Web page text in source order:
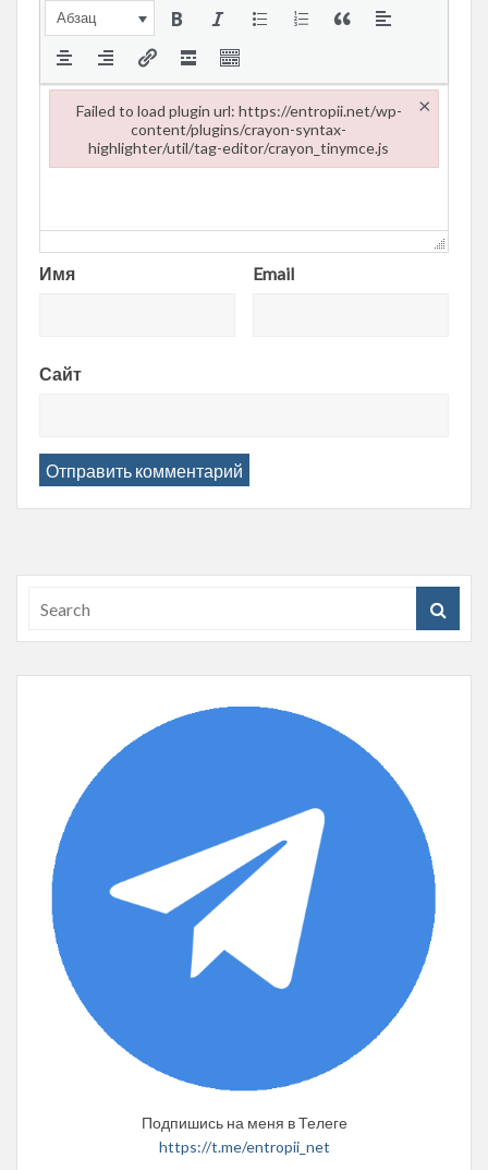
Абзац
Имя Email
Сайт
Подпишись на меня в Телеге
https://t.me/entropii_net
Failed to load plugin url: https://entropii.net/wp-
content/plugins/crayon-syntax-
highlighter/util/tag-editor/crayon_tinymce.js
×
Failed to load plugin url: https://entropii.net/wp-content/